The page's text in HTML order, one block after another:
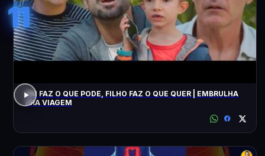
11
PAI FAZ O QUE PODE, FILHO FAZ O QUE QUER | EMBRULHA
PRA VIAGEM